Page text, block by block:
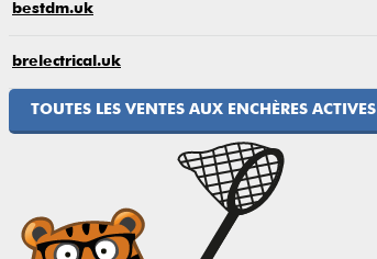
bestdm.uk
brelectrical.uk
TOUTES LES VENTES AUX ENCHÈRES ACTIVES